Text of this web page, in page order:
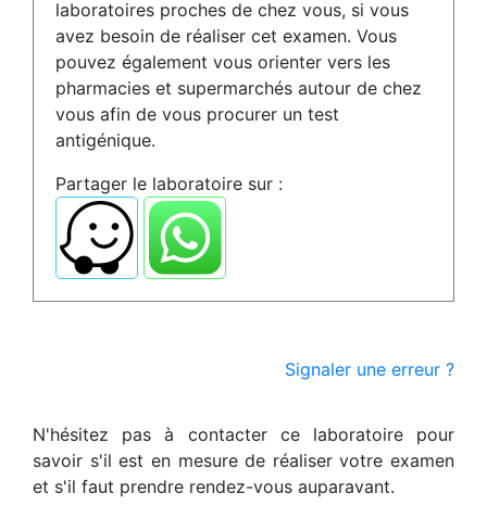
laboratoires proches de chez vous, si vous
avez besoin de réaliser cet examen. Vous
pouvez également vous orienter vers les
pharmacies et supermarchés autour de chez
vous afin de vous procurer un test
antigénique.
Partager le laboratoire sur :
Signaler une erreur ?
N'hésitez pas à contacter ce laboratoire pour
savoir s'il est en mesure de réaliser votre examen
et s'il faut prendre rendez-vous auparavant.